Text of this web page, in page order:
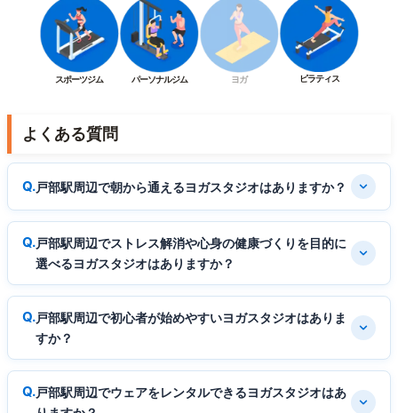
スポーツジム パーソナルジム ヨガ ピラティス
よくある質問
戸部駅周辺で朝から通えるヨガスタジオはありますか？
戸部駅周辺でストレス解消や心身の健康づくりを目的に
選べるヨガスタジオはありますか？
戸部駅周辺で初心者が始めやすいヨガスタジオはありま
すか？
戸部駅周辺でウェアをレンタルできるヨガスタジオはあ